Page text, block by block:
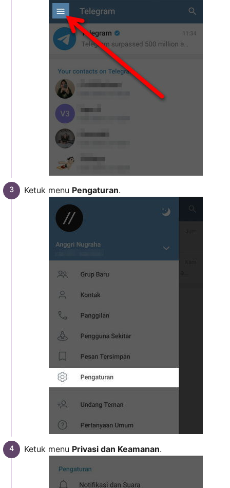
Ketuk menu Pengaturan.
Ketuk menu Privasi dan Keamanan.